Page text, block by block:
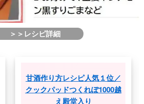
＞＞レシピ詳細
・デザー
／クックパ
越え殿堂入
甘酒作り方レシピ人
クックパッドつくれ